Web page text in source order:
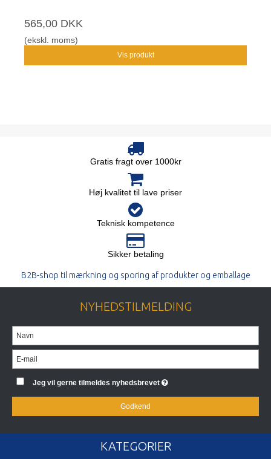
565,00 DKK
(ekskl. moms)
Vis produkt
Gratis fragt over 1000kr
Høj kvalitet til lave priser
Teknisk kompetence
Sikker betaling
B2B-shop til mærkning og sporing af produkter og emballage
NYHEDSTILMELDING
Jeg vil gerne tilmeldes nyhedsbrevet
Godkend
KATEGORIER